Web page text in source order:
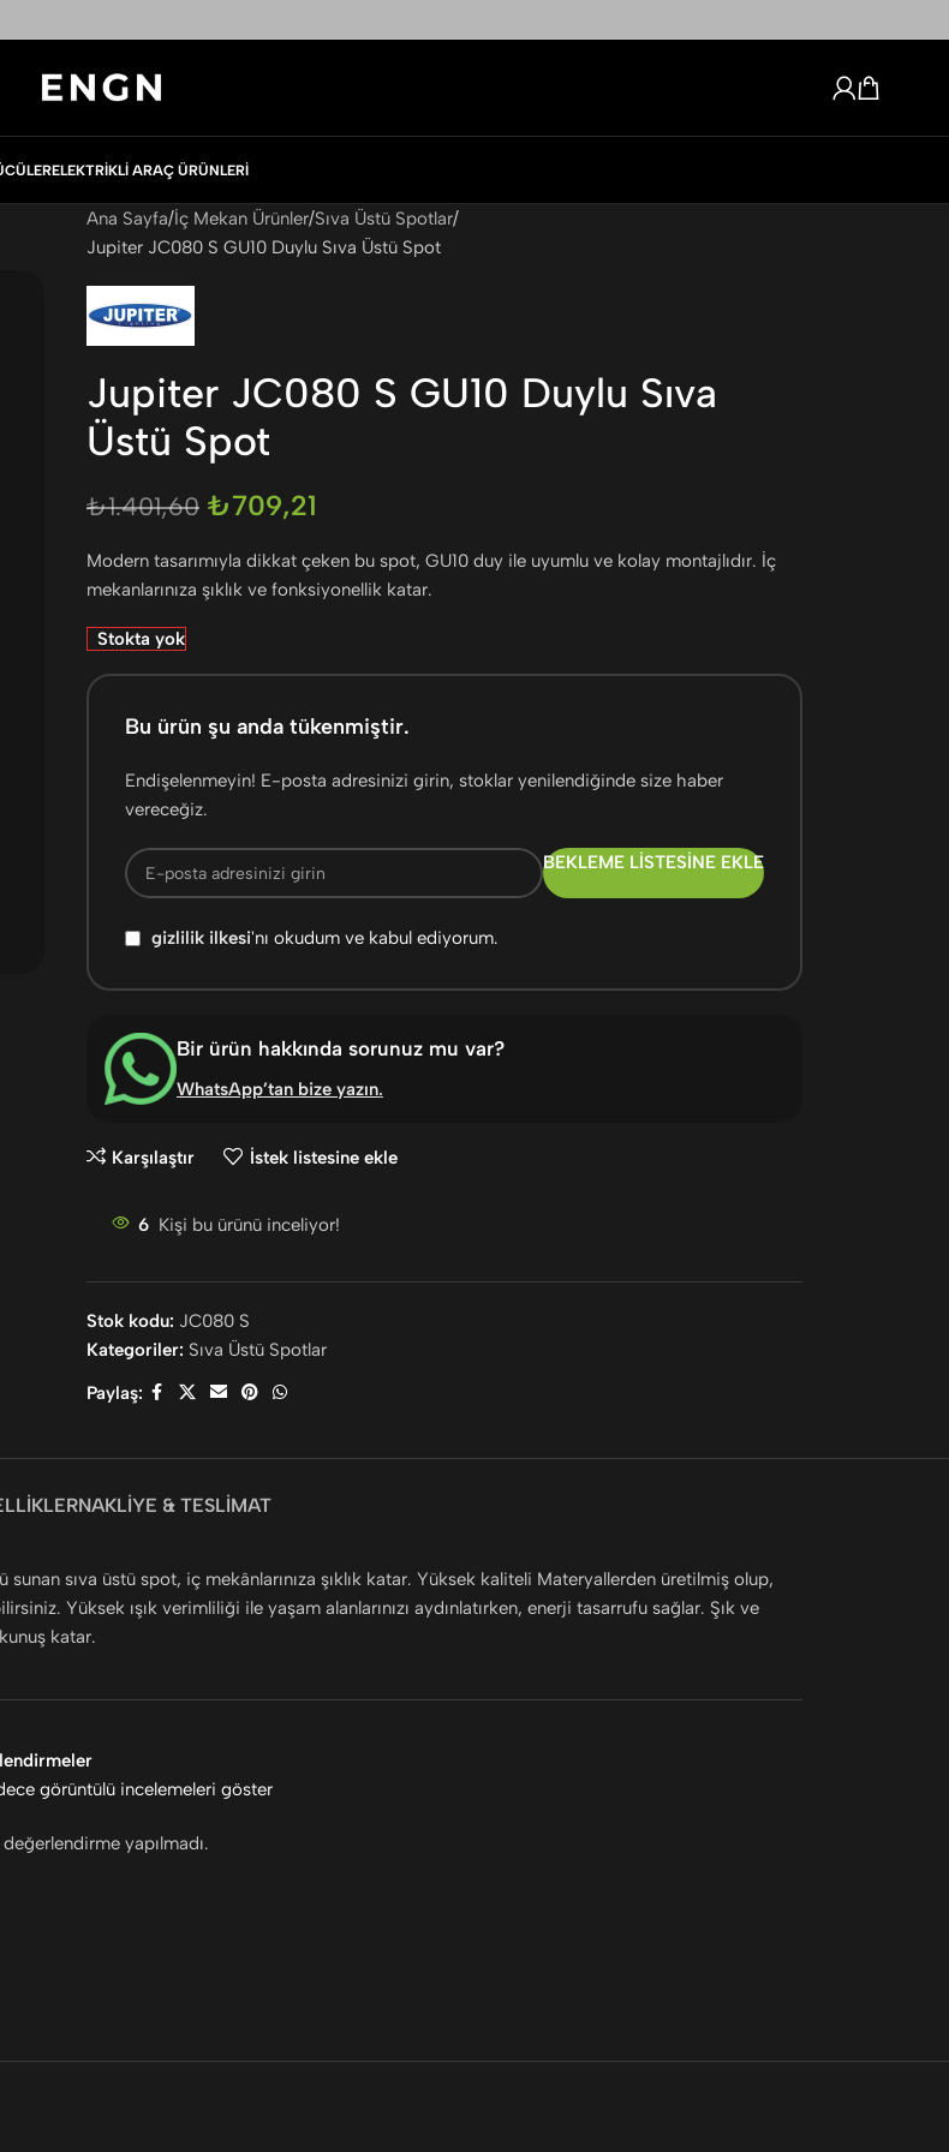
ELEKTRIKLI ARAÇ ÜRÜNLERI
Ana Sayfa İç Mekan Ürünler Sıva Üstü Spotlar
Jupiter JC080 S GU10 Duylu Sıva Üstü Spot
Jupiter JC080 S GU10 Duylu Sıva
Üstü Spot
₺1.401,60 ₺709,21
Modern tasarımıyla dikkat çeken bu spot, GU10 duy ile uyumlu ve kolay montajlıdır. İç
mekanlarınıza şıklık ve fonksiyonellik katar.
Stokta yok
Bu ürün şu anda tükenmiştir.
Endişelenmeyin! E-posta adresinizi girin, stoklar yenilendiğinde size haber
vereceğiz.
BEKLEME LISTESINE EKLE
gizlilik ilkesi'nı okudum ve kabul ediyorum.
Bir ürün hakkında sorunuz mu var?
WhatsApp’tan bize yazın.
Karşılaştır İstek listesine ekle
6 Kişi bu ürünü inceliyor!
Stok kodu: JC080 S
Kategoriler: Sıva Üstü Spotlar
Paylaş:
NAKLIYE & TESLIMAT
sıva üstü spot, iç mekânlarınıza şıklık katar. Yüksek kaliteli Materyallerden üretilmiş olup,
Yüksek ışık verimliliği ile yaşam alanlarınızı aydınlatırken, enerji tasarrufu sağlar. Şık ve
katar.
görüntülü incelemeleri göster
yapılmadı.